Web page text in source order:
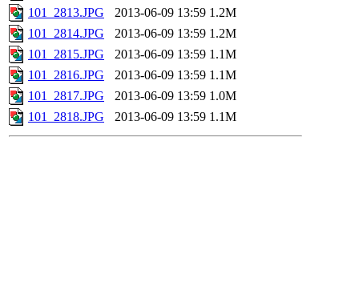
101_2813.JPG
2013-06-09 13:59 1.2M
101_2814.JPG
2013-06-09 13:59 1.2M
101_2815.JPG
2013-06-09 13:59 1.1M
101_2816.JPG
2013-06-09 13:59 1.1M
101_2817.JPG
2013-06-09 13:59 1.0M
101_2818.JPG
2013-06-09 13:59 1.1M